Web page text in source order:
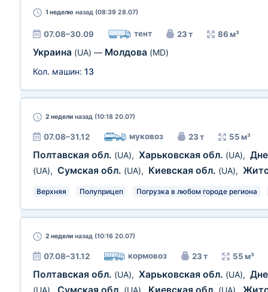
1 неделю назад (08:39 28.07)
07.08–30.09 тент 23 т 86 м³
Украина (UA) — Молдова (MD)
Кол. машин: 13
2 недели назад (10:18 20.07)
07.08–31.12 муковоз 23 т 55 м³
Полтавская обл. (UA), Харьковская обл. (UA),
(UA), Сумская обл. (UA), Киевская обл. (UA),
Верхняя Полуприцеп Погрузка в любом городе региона
2 недели назад (10:16 20.07)
07.08–31.12 кормовоз 23 т 55 м³
Полтавская обл. (UA), Харьковская обл. (UA),
(UA) (UA) (UA)